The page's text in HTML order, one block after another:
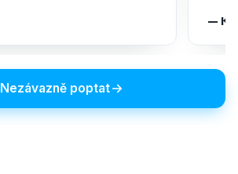
—
Nezávazně poptat